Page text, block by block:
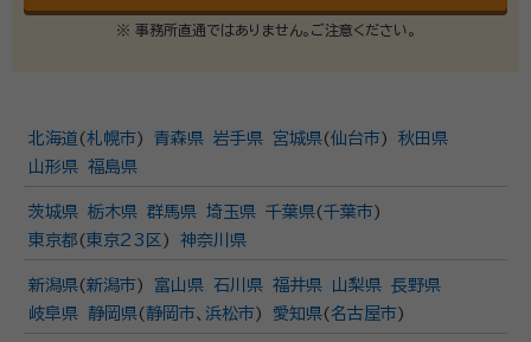
※ 事務所直通ではありません。ご注意ください。
北海道 (札幌市) 青森県 岩手県 宮城県(仙台市)
秋田県
山形県 福島県
茨城県 栃木県 群馬県 埼玉県 千葉県(千葉市)
東京都 ( 東京23区 ) 神奈川県
新潟県(新潟市) 富山県 石川県 福井県 山梨県 長野県
岐阜県
静岡県( 静岡市、 浜松市) 愛知県( 名古屋市)